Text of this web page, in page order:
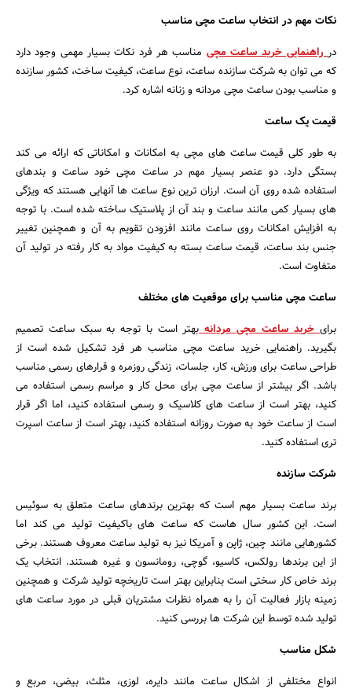
نکات مهم در انتخاب ساعت مچی مناسب
درراهنمایی خرید ساعت مچی مناسب هر فرد نکات بسیار مهمی وجود دارد
که می توان به شرکت سازنده ساعت، نوع ساعت، کیفیت ساخت، کشور سازنده
و مناسب بودن ساعت مچی مردانه و زنانه اشاره کرد.
قیمت یک ساعت
به طور کلی قیمت ساعت های مچی به امکانات و امکاناتی که ارائه می کند
بستگی دارد. دو عنصر بسیار مهم در ساعت مچی خود ساعت و بندهای
استفاده شده روی آن است. ارزان ترین نوع ساعت ها آنهایی هستند که ویژگی
های بسیار کمی مانند ساعت و بند آن از پلاستیک ساخته شده است. با توجه
به افزایش امکانات روی ساعت مانند افزودن تقویم به آن و همچنین تغییر
جنس بند ساعت، قیمت ساعت بسته به کیفیت مواد به کار رفته در تولید آن
متفاوت است.
ساعت مچی مناسب برای موقعیت های مختلف
برایخرید ساعت مچی مردانهبهتر است با توجه به سبک ساعت تصمیم
بگیرید. راهنمایی خرید ساعت مچی مناسب هر فرد تشکیل شده است از
طراحی ساعت برای ورزش، کار، جلسات، زندگی روزمره و قرارهای رسمی مناسب
باشد. اگر بیشتر از ساعت مچی برای محل کار و مراسم رسمی استفاده می
کنید، بهتر است از ساعت های کلاسیک و رسمی استفاده کنید، اما اگر قرار
است از ساعت خود به صورت روزانه استفاده کنید، بهتر است از ساعت اسپرت
تری استفاده کنید.
شرکت سازنده
برند ساعت بسیار مهم است که بهترین برندهای ساعت متعلق به سوئیس
است. این کشور سال هاست که ساعت های باکیفیت تولید می کند اما
کشورهایی مانند چین، ژاپن و آمریکا نیز به تولید ساعت معروف هستند. برخی
از این برندها رولکس، کاسیو، گوچی، رومانسون و غیره هستند. انتخاب یک
برند خاص کار سختی است بنابراین بهتر است تاریخچه تولید شرکت و همچنین
زمینه بازار فعالیت آن را به همراه نظرات مشتریان قبلی در مورد ساعت های
تولید شده توسط این شرکت ها بررسی کنید.
شکل مناسب
انواع مختلفی از اشکال ساعت مانند دایره، لوزی، مثلث، بیضی، مربع و